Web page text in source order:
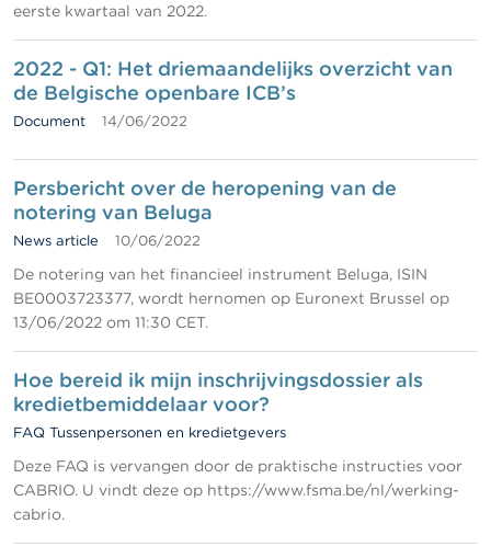
eerste kwartaal van 2022.
2022 - Q1: Het driemaandelijks overzicht van
de Belgische openbare ICB’s
Document 14/06/2022
Persbericht over de heropening van de
notering van Beluga
News article 10/06/2022
De notering van het financieel instrument Beluga, ISIN
BE0003723377, wordt hernomen op Euronext Brussel op
13/06/2022 om 11:30 CET.
Hoe bereid ik mijn inschrijvingsdossier als
kredietbemiddelaar voor?
FAQ Tussenpersonen en kredietgevers
Deze FAQ is vervangen door de praktische instructies voor
CABRIO. U vindt deze op https://www.fsma.be/nl/werking-
cabrio.